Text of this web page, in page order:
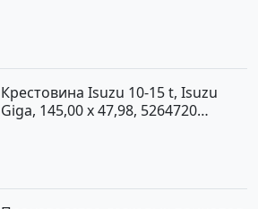
Крестовина Isuzu 10-15 t, Isuzu
Giga, 145,00 x 47,98, 5264720